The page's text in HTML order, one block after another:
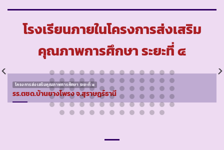
โรงเรียนภายในโครงการส่งเสริม
คุณภาพการศึกษา ระยะที่ ๔
โครงการส่งเสริมคุณภาพการศึกษา ระยะที่ ๔
รร.ตชด.บ้านยางโพรง จ.สุราษฏร์ธานี